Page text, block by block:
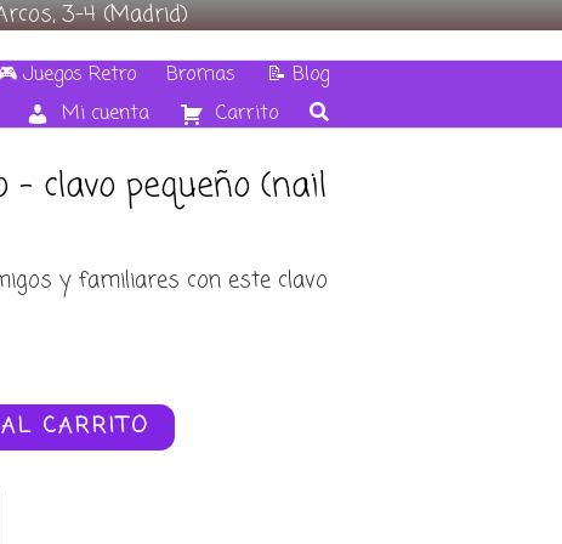
3-4 (Madrid)
Juegos Retro Bromas
📝 Blog
Mi cuenta
Carrito
– clavo pequeño (nail
y familiares con este clavo
CARRITO